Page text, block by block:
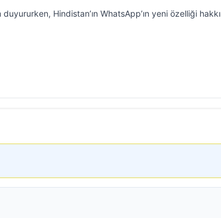
Hindistan’ın WhatsApp’ın yeni özelliği